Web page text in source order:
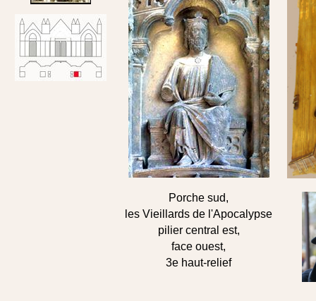
Porche sud,
les Vieillards de l'Apocalypse
pilier central est,
face ouest,
3e haut-relief